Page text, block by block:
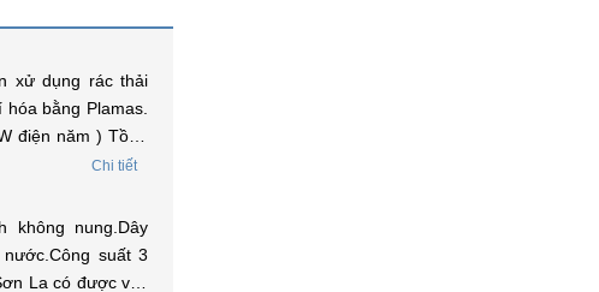
xử dụng rác thải
bằng Plamas.
điện năm ) Tồng
trợ về lãi xuất để
Chi tiết
không nung.Dây
suất 3
La có được vay